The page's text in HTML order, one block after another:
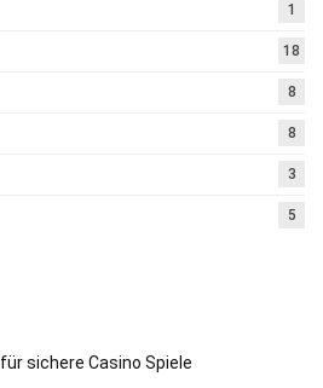
1
18
8
8
3
5
für sichere Casino Spiele